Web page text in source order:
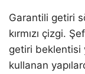
Garantili getiri
kırmızı çizgi.
getiri beklentisi
kullanan